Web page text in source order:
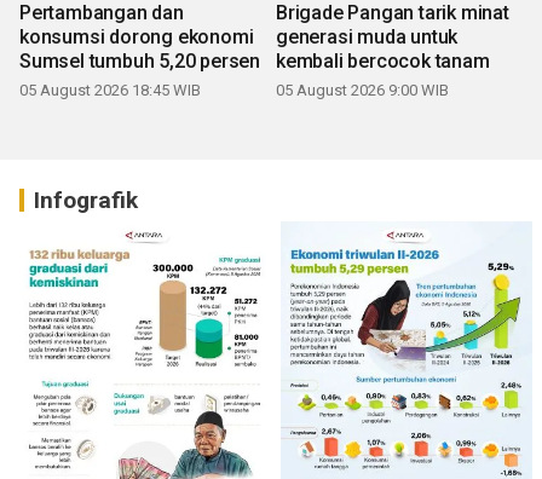
Pertambangan dan
konsumsi dorong ekonomi
Sumsel tumbuh 5,20 persen
05 August 2026 18:45 WIB
Brigade Pangan tarik minat
generasi muda untuk
kembali bercocok tanam
05 August 2026 9:00 WIB
Infografik